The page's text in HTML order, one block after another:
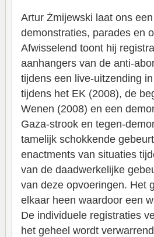
Artur Żmijewski laat ons
demonstraties, parades en
Afwisselend toont hij
aanhangers van de anti-
tijdens een live-uitzending
tijdens het EK (2008), de
Wenen (2008) en een
Gaza-strook en tegen-
tamelijk schokkende
enactments van situaties
van de daadwerkelijke
van deze opvoeringen. Het
elkaar heen waardoor een
De individuele registraties
het geheel wordt